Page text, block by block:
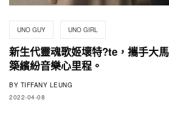
UNO GUY UNO GIRL
新生代靈魂歌姬壞特?te，攜手大
築繽紛音樂心里程。
BY TIFFANY LEUNG
2022-04-08